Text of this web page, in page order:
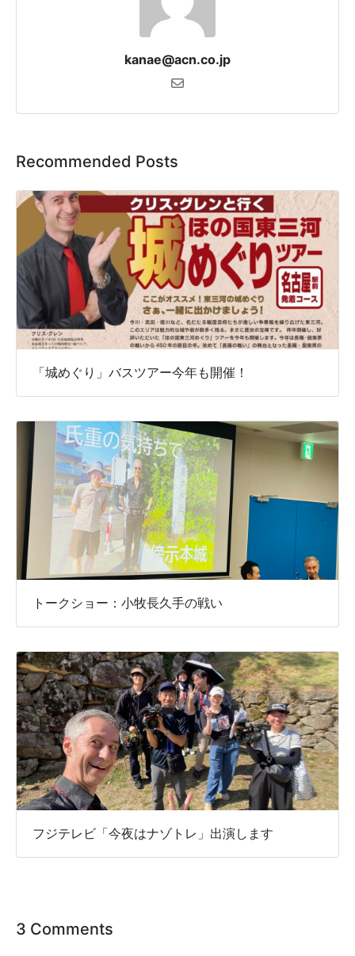
kanae@acn.co.jp
Recommended Posts
「城めぐり」バスツアー今年も開催！
トークショー：小牧長久手の戦い
フジテレビ「今夜はナゾトレ」出演します
3 Comments